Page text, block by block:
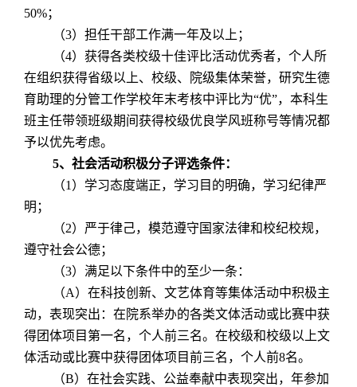
50%；
（3）担任干部工作满一年及以上；
（4）获得各类校级十佳评比活动优秀者，个人所
在组织获得省级以上、校级、院级集体荣誉，研究生德
育助理的分管工作学校年末考核中评比为“优”，本科生
班主任带领班级期间获得校级优良学风班称号等情况都
予以优先考虑。
5、社会活动积极分子评选条件：
（1）学习态度端正，学习目的明确，学习纪律严
明；
（2）严于律己，模范遵守国家法律和校纪校规，
遵守社会公德；
（3）满足以下条件中的至少一条：
（A）在科技创新、文艺体育等集体活动中积极主
动，表现突出：在院系举办的各类文体活动或比赛中获
得团体项目第一名，个人前三名。在校级和校级以上文
体活动或比赛中获得团体项目前三名，个人前8名。
（B）在社会实践、公益奉献中表现突出，年参加